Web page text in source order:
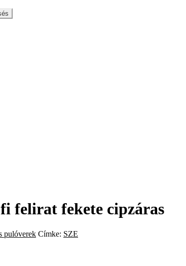
felirat fekete cipzáras
pulóverek Címke: SZE